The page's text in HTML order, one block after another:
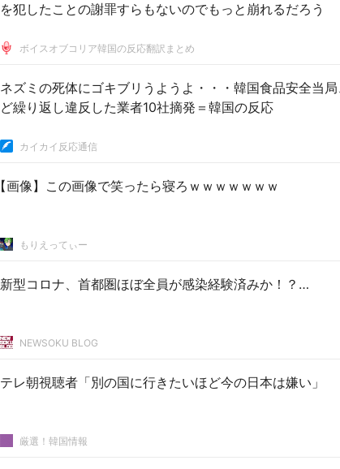
を犯したことの謝罪すらもないのでもっと崩れるだろう
ボイスオブコリア韓国の反応翻訳まとめ
ネズミの死体にゴキブリうようよ・・・韓国食品安全当
ど繰り返し違反した業者10社摘発＝韓国の反応
カイカイ反応通信
【画像】この画像で笑ったら寝ろｗｗｗｗｗｗｗ
もりえってぃー
新型コロナ、首都圏ほぼ全員が感染経験済みか！？…
NEWSOKU BLOG
テレ朝視聴者「別の国に行きたいほど今の日本は嫌い」
厳選！韓国情報